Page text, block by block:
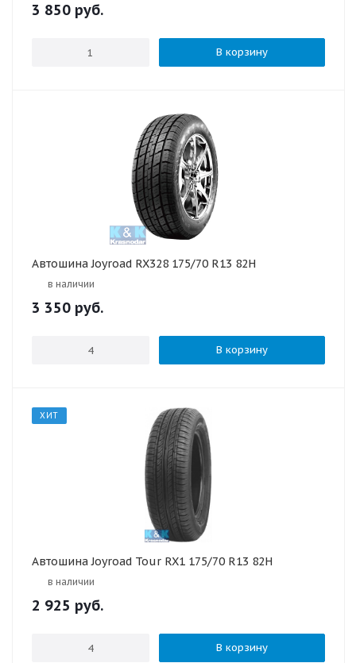
3 850 руб.
В корзину
Автошина Joyroad RX328 175/70 R13 82H
в наличии
3 350 руб.
В корзину
ХИТ
Автошина Joyroad Tour RX1 175/70 R13 82H
в наличии
2 925 руб.
В корзину